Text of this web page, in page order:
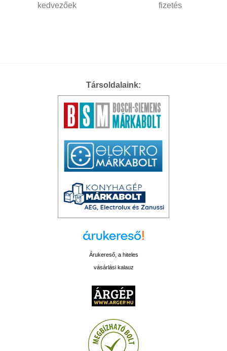
kedvezőek
fizetés
Társoldalaink:
Árukereső, a hiteles
vásárlási kalauz